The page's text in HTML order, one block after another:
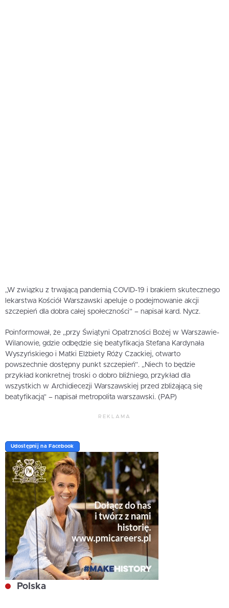
„W związku z trwającą pandemią COVID-19 i brakiem skutecznego
lekarstwa Kościół Warszawski apeluje o podejmowanie akcji
szczepień dla dobra całej społeczności” – napisał kard. Nycz.
Poinformował, że „przy Świątyni Opatrzności Bożej w Warszawie-
Wilanowie, gdzie odbędzie się beatyfikacja Stefana Kardynała
Wyszyńskiego i Matki Elżbiety Róży Czackiej, otwarto
powszechnie dostępny punkt szczepień”. „Niech to będzie
przykład konkretnej troski o dobro bliźniego, przykład dla
wszystkich w Archidiecezji Warszawskiej przed zbliżającą się
beatyfikacją” – napisał metropolita warszawski. (PAP)
REKLAMA
Udostępnij na Facebook
Polska